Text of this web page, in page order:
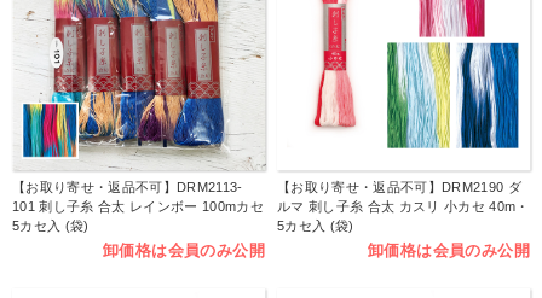
【お取り寄せ・返品不可】DRM2113-
101 刺し子糸 合太 レインボー 100mカセ
5カセ入 (袋)
卸価格は会員のみ公開
【お取り寄せ・返品不可】DRM2190 ダ
ルマ 刺し子糸 合太 カスリ 小カセ 40m・
5カセ入 (袋)
卸価格は会員のみ公開